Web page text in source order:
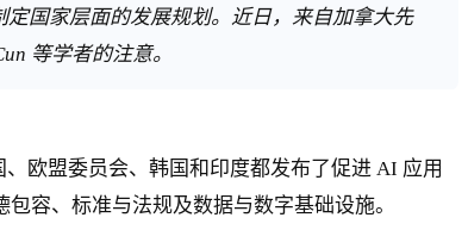
国家层面的发展规划。近日，来自加拿大先
等学者的注意。
欧盟委员会、韩国和印度都发布了促进 AI 应用
容、标准与法规及数据与数字基础设施。